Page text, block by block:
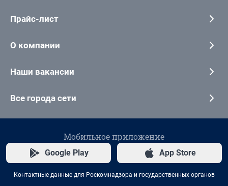
Прайс-лист
О компании
Наши вакансии
Все города сети
Мобильное приложение
Google Play App Store
Контактные данные для Роскомнадзора и государственных органов